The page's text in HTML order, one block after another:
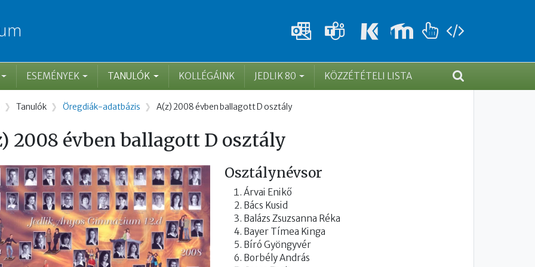
ESEMÉNYEK TANULÓK KOLLÉGÁINK JEDLIK 80 KÖZZÉTÉTELI LISTA
Tanulók Öregdiák-adatbázis A(z) 2008 évben ballagott D osztály
2008 évben ballagott D osztály
Osztálynévsor
Árvai Enikő
Bács Kusid
Balázs Zsuzsanna Réka
Bayer Tímea Kinga
Bíró Gyöngyvér
Borbély András